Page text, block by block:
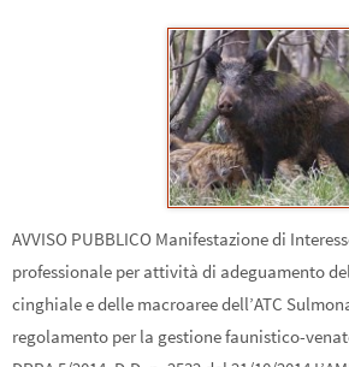
AVVISO PUBBLICO Manifestazione di
professionale per attività di adeguamento
cinghiale e delle macroaree dell’ATC
regolamento per la gestione faunistico-